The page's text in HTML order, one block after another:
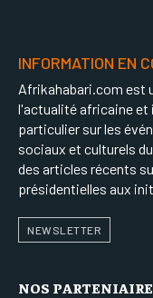
INFORMATION EN
Afrikahabari.com est
l'actualité africaine et
particulier sur les
sociaux et culturels
des articles récents
présidentielles aux
NEWSLETTER
NOS